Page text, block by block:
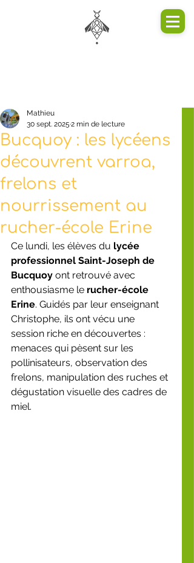
Bucquoy : les lycéens
découvrent varroa,
frelons et
nourrissement au
rucher-école Erine
Mathieu
30 sept. 2025 2 min de lecture
Ce lundi, les élèves du lycée
professionnel Saint-Joseph de
Bucquoy ont retrouvé avec
enthousiasme le rucher-école
Erine. Guidés par leur enseignant
Christophe, ils ont vécu une
session riche en découvertes :
menaces qui pèsent sur les
pollinisateurs, observation des
frelons, manipulation des ruches et
dégustation visuelle des cadres de
miel.